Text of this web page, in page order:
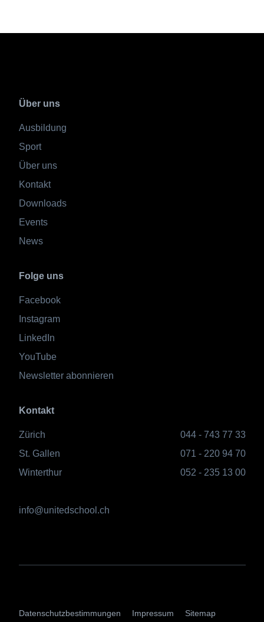
Über uns
Ausbildung
Sport
Über uns
Kontakt
Downloads
Events
News
Folge uns
Facebook
Instagram
LinkedIn
YouTube
Newsletter abonnieren
Kontakt
Zürich
044 - 743 77 33
St. Gallen
071 - 220 94 70
Winterthur
052 - 235 13 00
info@unitedschool.ch
Datenschutzbestimmungen AGBs
Impressum Sitemap